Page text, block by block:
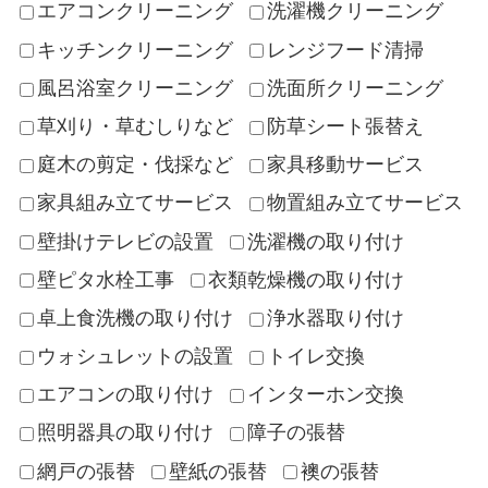
エアコンクリーニング
洗濯機クリーニング
キッチンクリーニング
レンジフード清掃
風呂浴室クリーニング
洗面所クリーニング
草刈り・草むしりなど
防草シート張替え
庭木の剪定・伐採など
家具移動サービス
家具組み立てサービス
物置組み立てサービス
壁掛けテレビの設置
洗濯機の取り付け
壁ピタ水栓工事
衣類乾燥機の取り付け
卓上食洗機の取り付け
浄水器取り付け
ウォシュレットの設置
トイレ交換
エアコンの取り付け
インターホン交換
照明器具の取り付け
障子の張替
網戸の張替
壁紙の張替 襖の張替